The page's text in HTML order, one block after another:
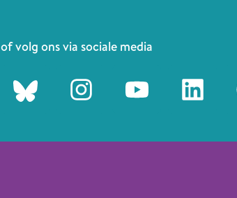
of volg ons via sociale media